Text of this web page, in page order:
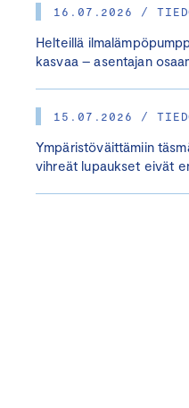
16.07.2026 /
Helteillä
kasvaa – asentajan
15.07.2026 /
Ympäristöväittämiin
vihreät lupaukset eivät